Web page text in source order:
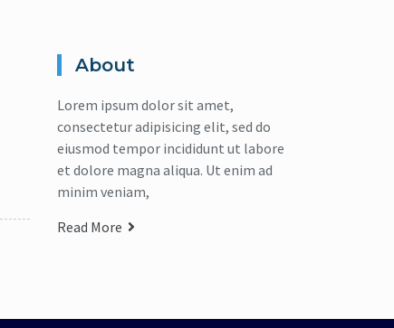
About
Lorem ipsum dolor sit amet,
consectetur adipisicing elit, sed do
eiusmod tempor incididunt ut labore
et dolore magna aliqua. Ut enim ad
minim veniam,
Read More